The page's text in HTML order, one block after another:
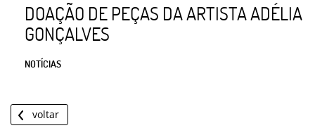
DOAÇÃO DE PEÇAS DA ARTISTA ADÉLIA
GONÇALVES
NOTÍCIAS
voltar